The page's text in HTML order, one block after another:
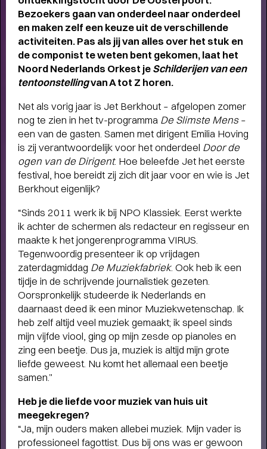
THEATERMAKER STEEF DE JONG
OVER TULIP TOWN- Operette, punk,
humor, liefde en kartonnen magie
Bezoekers gaan van onderdeel naar onderdeel
en maken zelf een keuze uit de verschillende
activiteiten. Pas als jij van alles over het stuk en
de componist te weten bent gekomen, laat het
Noord Nederlands Orkest jeSchilderijen vaneen
tentoonstellingvan A tot Z horen.
Net als vorig jaar is Jet Berkhout – afgelopen zomer
nog te zien in het tv-programma De Slimste Mens –
een van de gasten. Samen met dirigent Emilia Hoving
is zij verantwoordelijk voor het onderdeel Door de
ogen van de Dirigent. Hoe beleefde Jet het eerste
festival, hoe bereidt zij zich dit jaar voor en wie is Jet
Berkhout eigenlijk?
“Sinds 2011 werk ik bij NPO Klassiek. Eerst werkte
ik achter de schermen als redacteur en regisseur en
maakte k het jongerenprogramma VIRUS.
Tegenwoordig presenteer ik op vrijdagen
zaterdagmiddag De Muziekfabriek. Ook heb ik een
tijdje in de schrijvende journalistiek gezeten.
Oorspronkelijk studeerde ik Nederlands en
daarnaast deed ik een minor Muziekwetenschap. Ik
heb zelf altijd veel muziek gemaakt; ik speel sinds
mijn vijfde viool, ging op mijn zesde op pianoles en
zing een beetje. Dus ja, muziek is altijd mijn grote
liefde geweest. Nu komt het allemaal een beetje
samen.”
Heb je die liefde voor muziek van huis uit
meegekregen?
“Ja, mijn ouders maken allebei muziek. Mijn vader is
professioneel fagottist. Dus bij ons was er gewoon